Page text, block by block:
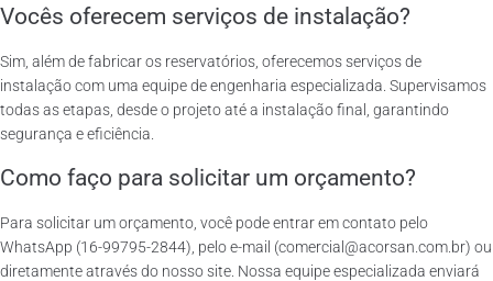
Vocês oferecem serviços de instalação?
Sim, além de fabricar os reservatórios, oferecemos serviços de
instalação com uma equipe de engenharia especializada. Supervisamos
todas as etapas, desde o projeto até a instalação final, garantindo
segurança e eficiência.
Como faço para solicitar um orçamento?
Para solicitar um orçamento, você pode entrar em contato pelo
WhatsApp (16-99795-2844), pelo e-mail (comercial@acorsan.com.br) ou
diretamente através do nosso site. Nossa equipe especializada enviará